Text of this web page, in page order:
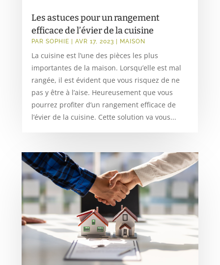
Les astuces pour un rangement
efficace de l’évier de la cuisine
PAR SOPHIE AVR 17, 2023 MAISON
La cuisine est l’une des pièces les plus
importantes de la maison. Lorsqu’elle est mal
rangée, il est évident que vous risquez de ne
pas y être à l’aise. Heureusement que vous
pourrez profiter d’un rangement efficace de
l’évier de la cuisine. Cette solution va vous...